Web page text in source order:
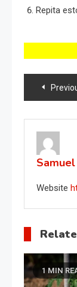
Repita
Post
Website
1 MIN